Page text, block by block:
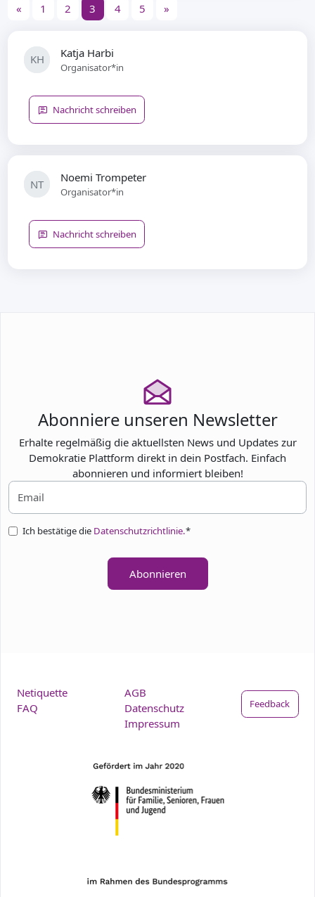
« 1 2 3 4 5 »
KH Katja Harbi
Organisator*in
Nachricht schreiben
NT Noemi Trompeter
Organisator*in
Nachricht schreiben
Abonniere unseren Newsletter
Erhalte regelmäßig die aktuellsten News und Updates zur
Demokratie Plattform direkt in dein Postfach. Einfach
abonnieren und informiert bleiben!
Ich bestätige die Datenschutzrichtlinie.*
Abonnieren
Netiquette
FAQ
AGB
Datenschutz
Impressum
Feedback